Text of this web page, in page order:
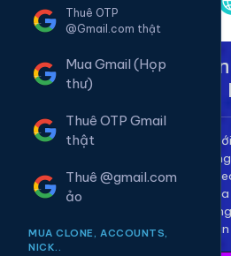
Thuê OTP
@Gmail.com thật
Mua Gmail (Họp
thư)
Thuê OTP Gmail
thật
Thuê @gmail.com
ảo
MUA CLONE, ACCOUNTS,
NICK..
Dịch Vụ TikTok -
View Lên
Bùng nổ kênh TikTok của bạn
trưởng toàn diện. Chúng tôi
follow TikTok**, **tăng tim
**bình luận** để giúp video
thịnh hành, thu hút hàng triệu
thương hiệu cá nhân